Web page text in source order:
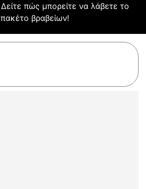
Δείτε πώς μπορείτε να λάβετε το
πακέτο βραβείων!